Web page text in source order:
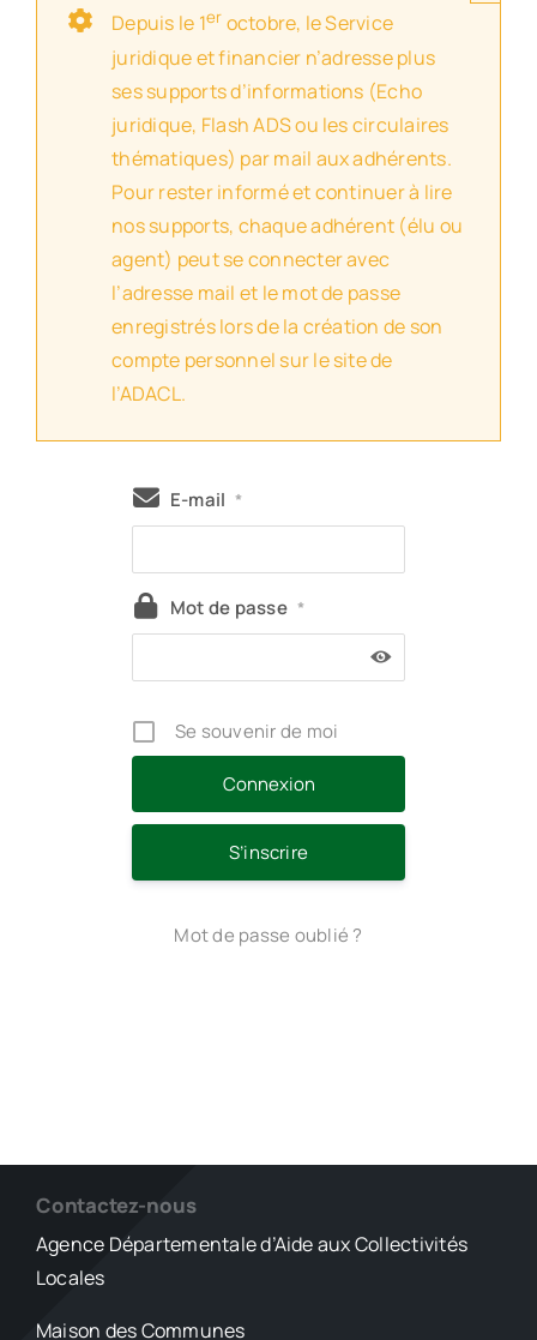
Depuis le 1er octobre, le Service
juridique et financier n’adresse plus
ses supports d’informations (Echo
juridique, Flash ADS ou les circulaires
thématiques) par mail aux adhérents.
Pour rester informé et continuer à lire
nos supports, chaque adhérent (élu ou
agent) peut se connecter avec
l’adresse mail et le mot de passe
enregistrés lors de la création de son
compte personnel sur le site de
l’ADACL.
E-mail *
Mot de passe *
Se souvenir de moi
S’inscrire
Mot de passe oublié ?
Contactez-nous
Agence Départementale d’Aide aux Collectivités
Locales
Maison des Communes